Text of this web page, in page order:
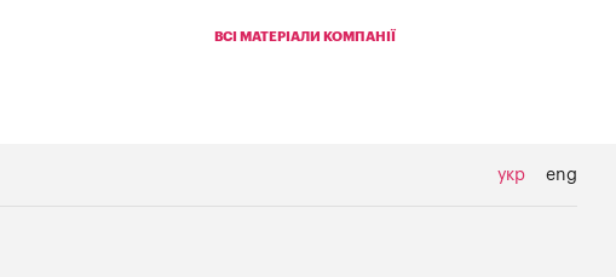
ВСІ МАТЕРІАЛИ КОМПАНІЇ
укр eng